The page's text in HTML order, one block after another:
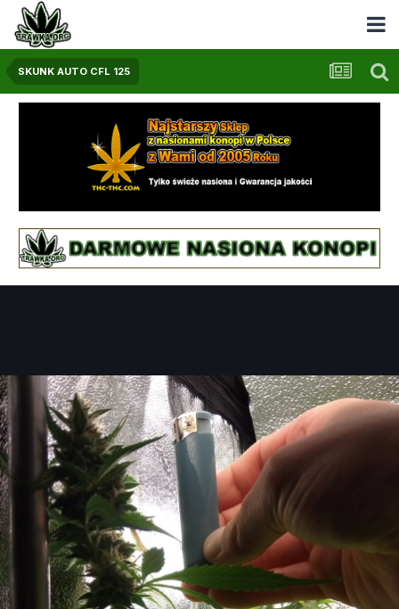
SKUNK AUTO CFL 125